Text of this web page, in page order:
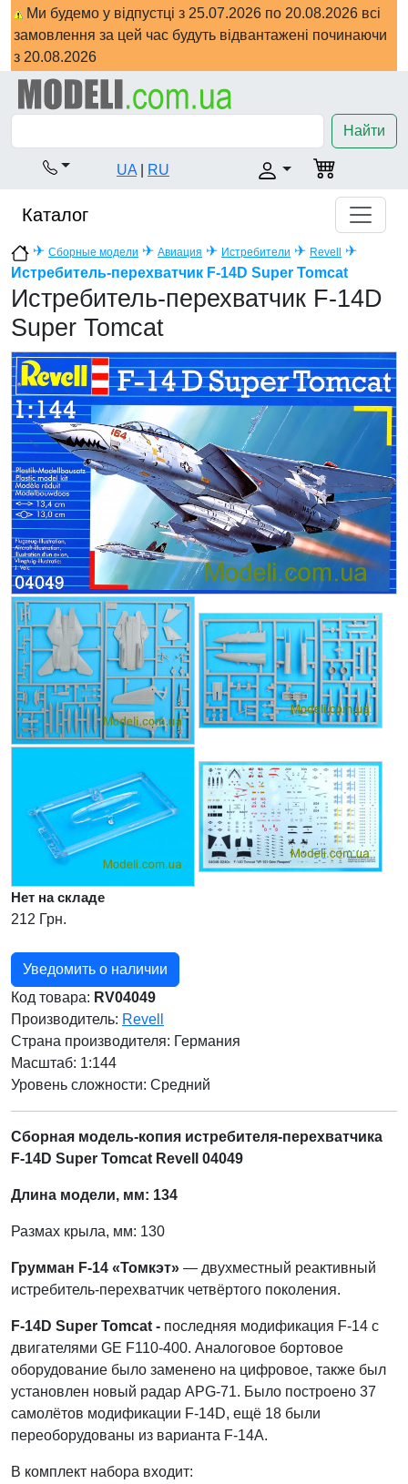
Ми будемо у відпустці з 25.07.2026 по 20.08.2026 всі
замовлення за цей час будуть відвантажені починаючи
з 20.08.2026
Найти
UA RU
Каталог
✈ Сборные модели ✈ Авиация ✈ Истребители ✈ Revell
✈
Истребитель-перехватчик F-14D Super Tomcat
Истребитель-перехватчик F-14D
Super Tomcat
Нет на складе
212 Грн.
Уведомить о наличии
Код товара: RV04049
Производитель: Revell
Страна производителя: Германия
Масштаб: 1:144
Уровень сложности: Cредний
Сборная модель-копия истребителя-перехватчика
F-14D Super Tomcat Revell 04049
Длина модели, мм: 134
Размах крыла, мм: 130
Грумман F-14 «Томкэт» — двухместный реактивный
истребитель-перехватчик четвёртого поколения.
F-14D Super Tomcat - последняя модификация F-14 с
двигателями GE F110-400. Аналоговое бортовое
оборудование было заменено на цифровое, также был
установлен новый радар APG-71. Было построено 37
самолётов модификации F-14D, ещё 18 были
переоборудованы из варианта F-14A.
В комплект набора входит: